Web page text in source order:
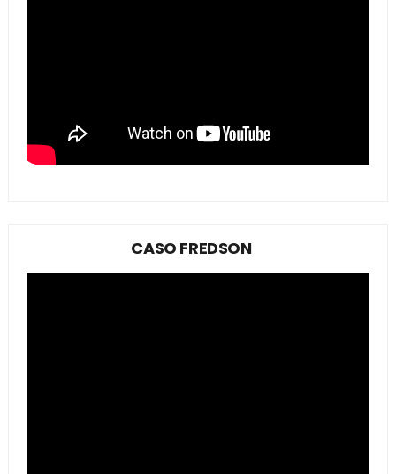
CASO FREDSON